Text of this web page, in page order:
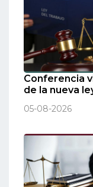
Conferencia
de la nueva
05-08-2026